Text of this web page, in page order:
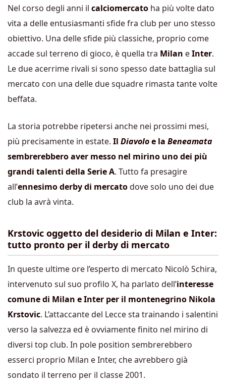
Nel corso degli anni il calciomercato ha più volte dato
vita a delle entusiasmanti sfide fra club per uno stesso
obiettivo. Una delle sfide più classiche, proprio come
accade sul terreno di gioco, è quella tra Milan eInter.
Le due acerrime rivali si sono spesso date battaglia sul
mercato con una delle due squadre rimasta tante volte
beffata.
La storia potrebbe ripetersi anche nei prossimi mesi,
più precisamente in estate. Il Diavoloe la Beneamata
sembrerebbero aver messo nel mirino uno dei più
grandi talenti della Serie A. Tutto fa presagire
all’ennesimo derby di mercatodove solo uno dei due
club la avrà vinta.
Krstovic oggetto del desiderio di Milan e Inter:
tutto pronto per il derby di mercato
In queste ultime ore l’esperto di mercato Nicolò Schira,
intervenuto sul suo profilo X, ha parlato dell’interesse
comune di Milan e Inter per il montenegrino Nikola
Krstovic. L’attaccante del Lecce sta trainando i salentini
verso la salvezza ed è ovviamente finito nel mirino di
diversi top club. In pole position sembrerebbero
esserci proprio Milan e Inter, che avrebbero già
sondato il terreno per il classe 2001.